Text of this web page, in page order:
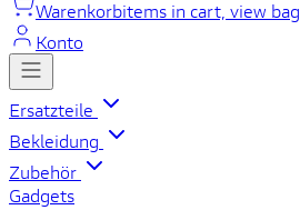
Warenkorbitems in cart, view bag
Konto
Ersatzteile
Bekleidung
Zubehör
Gadgets